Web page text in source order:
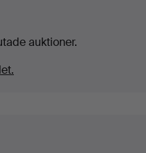
auktioner.